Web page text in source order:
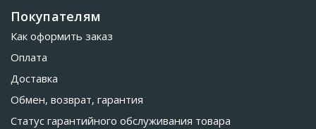
Покупателям
Как оформить заказ
Оплата
Доставка
Обмен, возврат, гарантия
Статус гарантийного обслуживания товара